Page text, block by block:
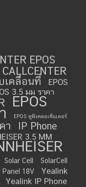
EPOS
CALLCENTER
เคลื่อนที่
EPOS
3.5 มม ราคา
EPOS
EPOS หูฟังคลอเซ็นเตอร์
า IP Phone
3.5 MM
Solar Cell
SolarCell
Panel 18V
Yealink
Yealink IP Phone